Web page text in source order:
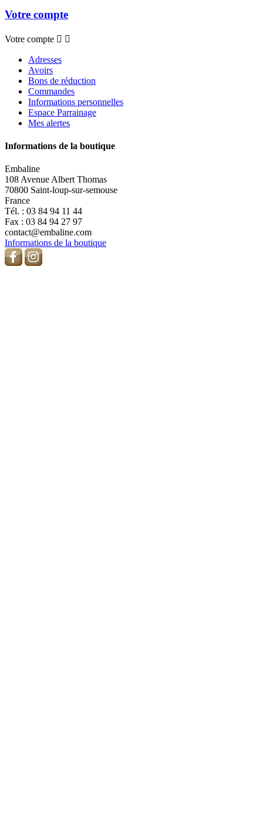
Votre compte
Votre compte  
Adresses
Avoirs
Bons de réduction
Commandes
Informations personnelles
Espace Parrainage
Mes alertes
Informations de la boutique
Embaline
108 Avenue Albert Thomas
70800 Saint-loup-sur-semouse
France
Tél. : 03 84 94 11 44
Fax : 03 84 94 27 97
contact@embaline.com
Informations de la boutique